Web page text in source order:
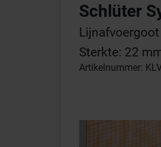
Schlüter
Sterkte: 22
Artikelnummer: